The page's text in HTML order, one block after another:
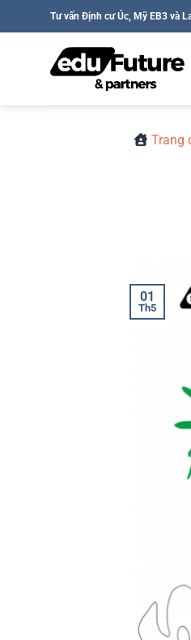
qua
Tư vấn Định cư Úc, Mỹ EB3 và
Trang
01
Th5